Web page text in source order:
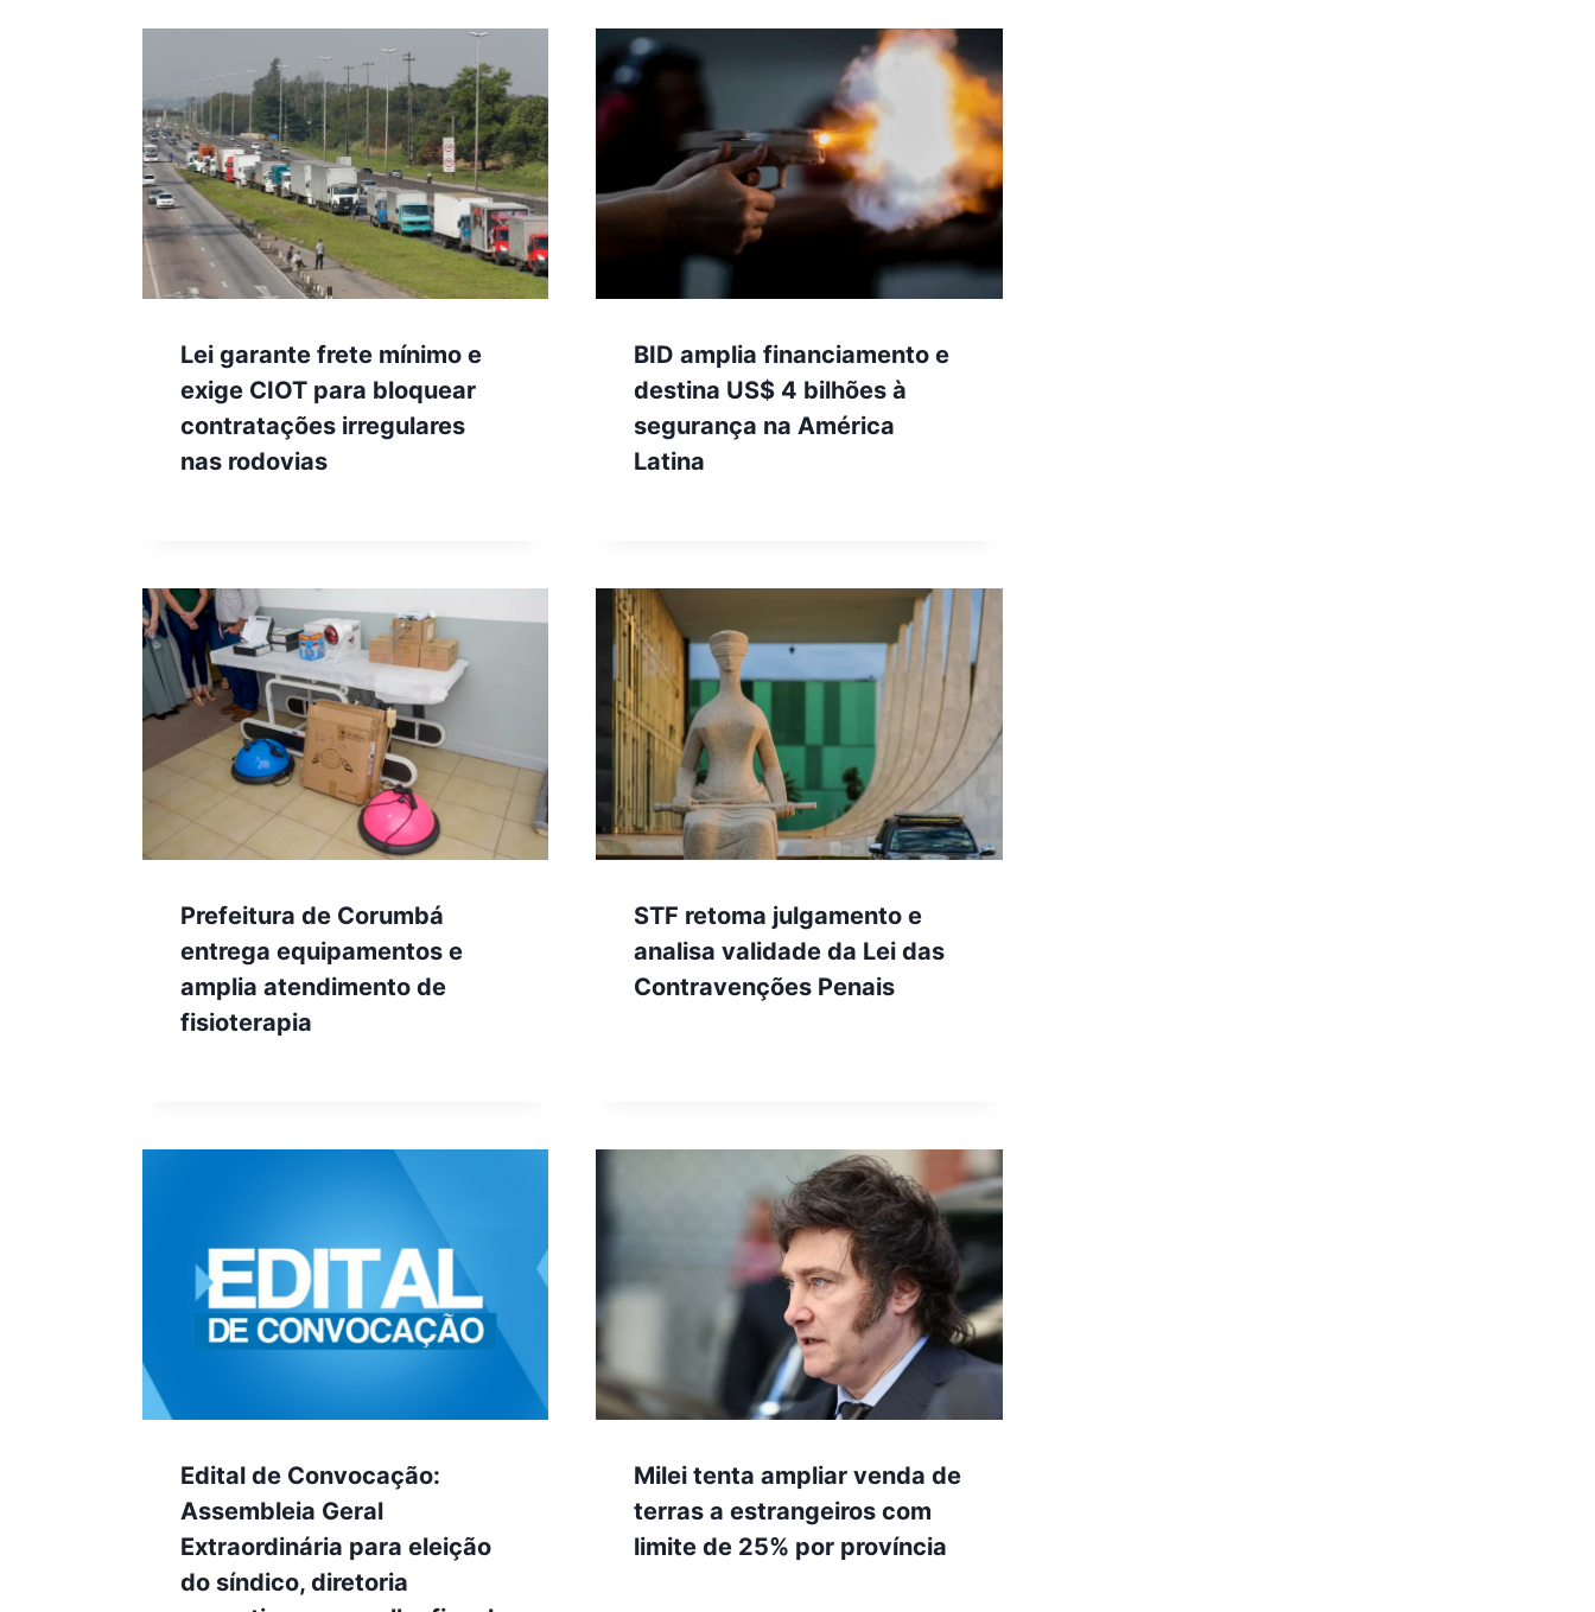
Lei garante frete mínimo e
exige CIOT para bloquear
contratações irregulares
nas rodovias
BID amplia financiamento e
destina US$ 4 bilhões à
segurança na América
Latina
Prefeitura de Corumbá
entrega equipamentos e
amplia atendimento de
fisioterapia
STF retoma julgamento e
analisa validade da Lei das
Contravenções Penais
Edital de Convocação:
Assembleia Geral
Extraordinária para eleição
do síndico, diretoria
Milei tenta ampliar venda de
terras a estrangeiros com
limite de 25% por província